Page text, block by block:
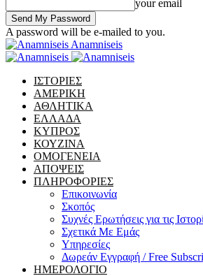
your email
A password will be e-mailed to you.
Anamniseis
ΙΣΤΟΡΙΕΣ
ΑΜΕΡΙΚΗ
ΑΘΛΗΤΙΚΑ
ΕΛΛΑΔΑ
ΚΥΠΡΟΣ
ΚΟΥΖΙΝΑ
ΟΜΟΓΕΝΕΙΑ
ΑΠΟΨΕΙΣ
ΠΛΗΡΟΦΟΡΙΕΣ
Επικοινωνία
Σκοπός
Συχνές Ερωτήσεις για τις
Σχετικά Με Εμάς
Υπηρεσίες
Δωρεάν Εγγραφή / Free
ΗΜΕΡΟΛΟΓΙΟ